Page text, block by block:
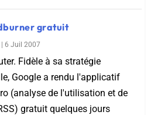
gratuit
6 Juil 2007
Fidèle à sa stratégie
Google a rendu l'applicatif
(analyse de l'utilisation et de
gratuit quelques jours